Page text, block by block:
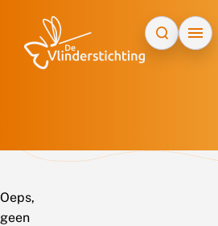
Oeps,
geen